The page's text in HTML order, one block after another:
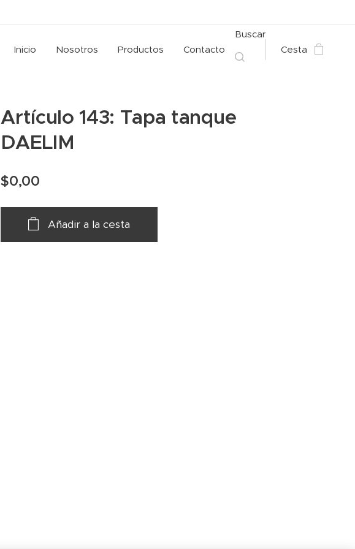
Inicio Nosotros Productos Contacto
Buscar
Cesta
Artículo 143: Tapa tanque
DAELIM
$0,00
Añadir a la cesta